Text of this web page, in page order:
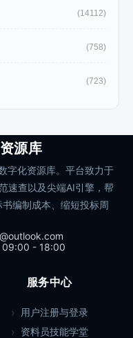
(14112)
(758)
(723)
源库
字化资源库。平台致力于
速查以及尖端AI引擎，帮
编制成本、缩短投标周
09:00 - 18:00
服务中心
用户注册与登录
资料员技能学堂